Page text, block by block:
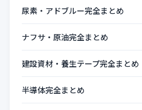
尿素・アドブルー完全まとめ
ナフサ・原油完全まとめ
建設資材・養生テープ完全まとめ
半導体完全まとめ